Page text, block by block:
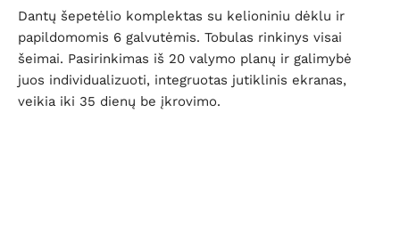
Dantų šepetėlio komplektas su kelioniniu dėklu ir
papildomomis 6 galvutėmis. Tobulas rinkinys visai
šeimai. Pasirinkimas iš 20 valymo planų ir galimybė
juos individualizuoti, integruotas jutiklinis ekranas,
veikia iki 35 dienų be įkrovimo.